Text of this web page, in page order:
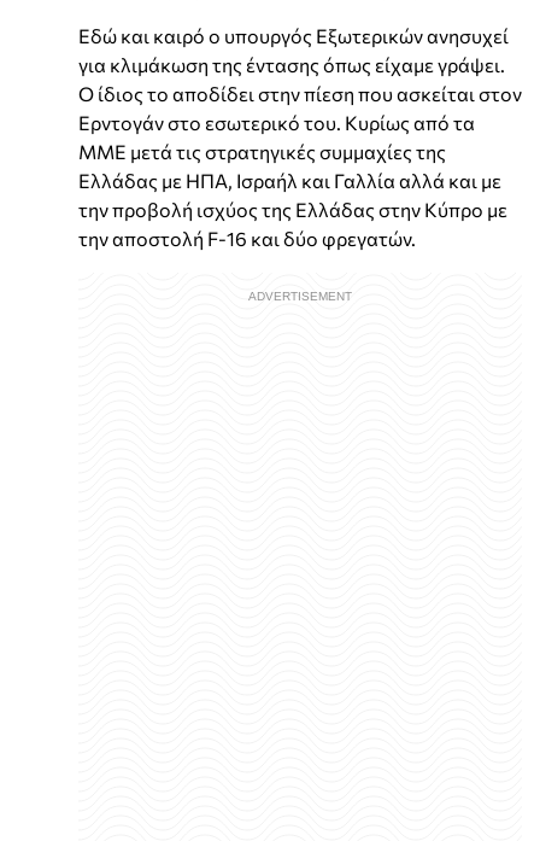
Εδώ και καιρό ο υπουργός Εξωτερικών ανησυχεί
για κλιμάκωση της έντασης όπως είχαμε γράψει.
Ο ίδιος το αποδίδει στην πίεση που ασκείται στον
Ερντογάν στο εσωτερικό του. Κυρίως από τα
ΜΜΕ μετά τις στρατηγικές συμμαχίες της
Ελλάδας με ΗΠΑ, Ισραήλ και Γαλλία αλλά και με
την προβολή ισχύος της Ελλάδας στην Κύπρο με
την αποστολή F-16 και δύο φρεγατών.